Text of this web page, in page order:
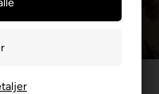
/DogCopenhagen Halsbånd